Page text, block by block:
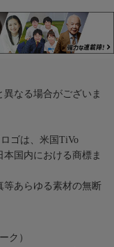
なる場合がございま
ゴは、米国TiVo
国内における商標ま
等あらゆる素材の無断
ク）